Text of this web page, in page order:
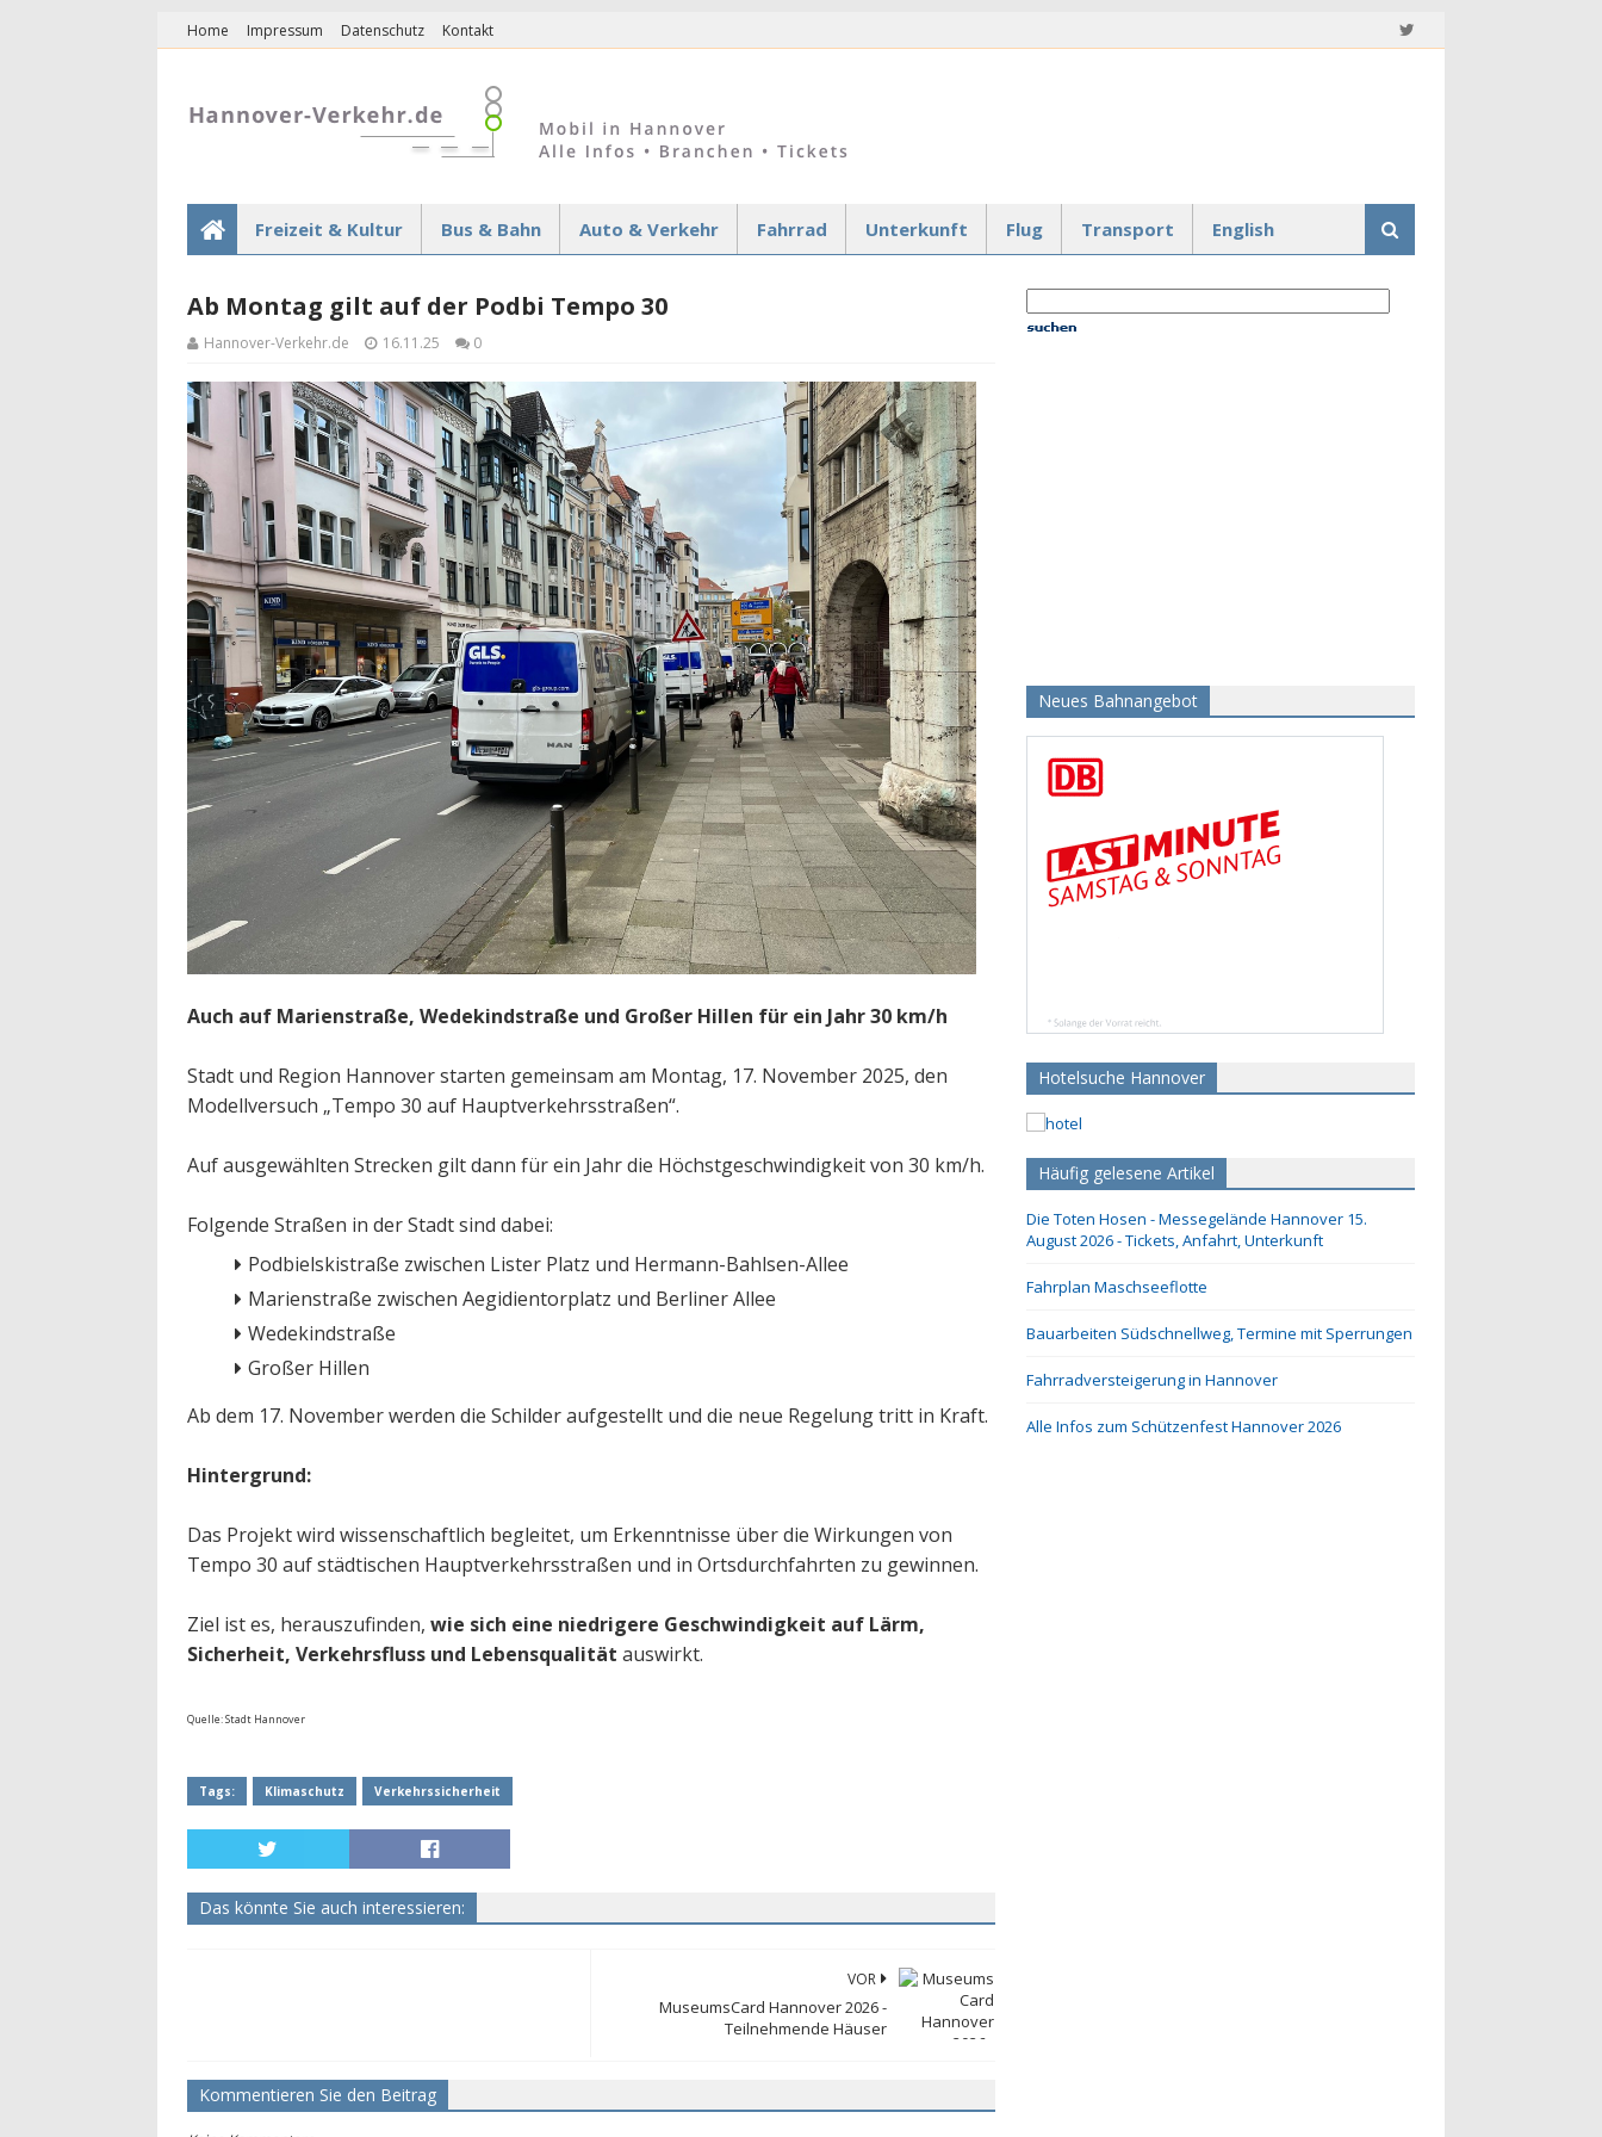
Home Impressum Datenschutz Kontakt
Freizeit & Kultur Bus & Bahn Auto & Verkehr Fahrrad Unterkunft Flug Transport English
Ab Montag gilt auf der Podbi Tempo 30
Hannover-Verkehr.de 16.11.25 0
Auch auf Marienstraße, Wedekindstraße und Großer Hillen für ein Jahr 30 km/h
Stadt und Region Hannover starten gemeinsam am Montag, 17. November 2025, den
Modellversuch „Tempo 30 auf Hauptverkehrsstraßen“.
Auf ausgewählten Strecken gilt dann für ein Jahr die Höchstgeschwindigkeit von 30 km/h.
Folgende Straßen in der Stadt sind dabei:
Podbielskistraße zwischen Lister Platz und Hermann-Bahlsen-Allee
Marienstraße zwischen Aegidientorplatz und Berliner Allee
Wedekindstraße
Großer Hillen
Ab dem 17. November werden die Schilder aufgestellt und die neue Regelung tritt in Kraft.
Hintergrund:
Das Projekt wird wissenschaftlich begleitet, um Erkenntnisse über die Wirkungen von
Tempo 30 auf städtischen Hauptverkehrsstraßen und in Ortsdurchfahrten zu gewinnen.
Ziel ist es, herauszufinden, wie sich eine niedrigere Geschwindigkeit auf Lärm,
Sicherheit, Verkehrsfluss und Lebensqualität auswirkt.
Quelle: Stadt Hannover
Tags: Klimaschutz Verkehrssicherheit
Das könnte Sie auch interessieren:
VOR
MuseumsCard Hannover 2026 -
Teilnehmende Häuser
Kommentieren Sie den Beitrag
Neues Bahnangebot
Hotelsuche Hannover
Häufig gelesene Artikel
Die Toten Hosen - Messegelände Hannover 15.
August 2026 - Tickets, Anfahrt, Unterkunft
Fahrplan Maschseeflotte
Bauarbeiten Südschnellweg, Termine mit Sperrungen
Fahrradversteigerung in Hannover
Alle Infos zum Schützenfest Hannover 2026